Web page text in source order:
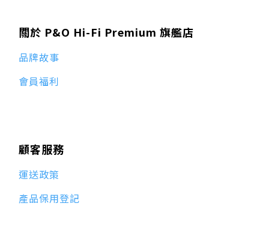
關於 P&O Hi-Fi Premium 旗艦店
品牌故事
會員福利
顧客服務
運送政策
產品保用登記